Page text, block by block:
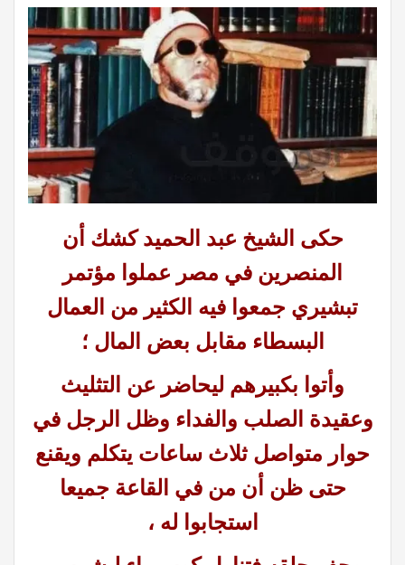
حكى الشيخ عبد الحميد كشك أن
المنصرين في مصر عملوا مؤتمر
تبشيري جمعوا فيه الكثير من العمال
البسطاء مقابل بعض المال ؛
وأتوا بكبيرهم ليحاضر عن التثليث
وعقيدة الصلب والفداء وظل الرجل في
حوار متواصل ثلاث ساعات يتكلم ويقنع
حتى ظن أن من في القاعة جميعا
استجابوا له ،